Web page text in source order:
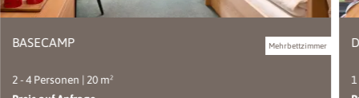
BASECAMP Mehrbettzimmer
2 - 4 Personen | 20 m²